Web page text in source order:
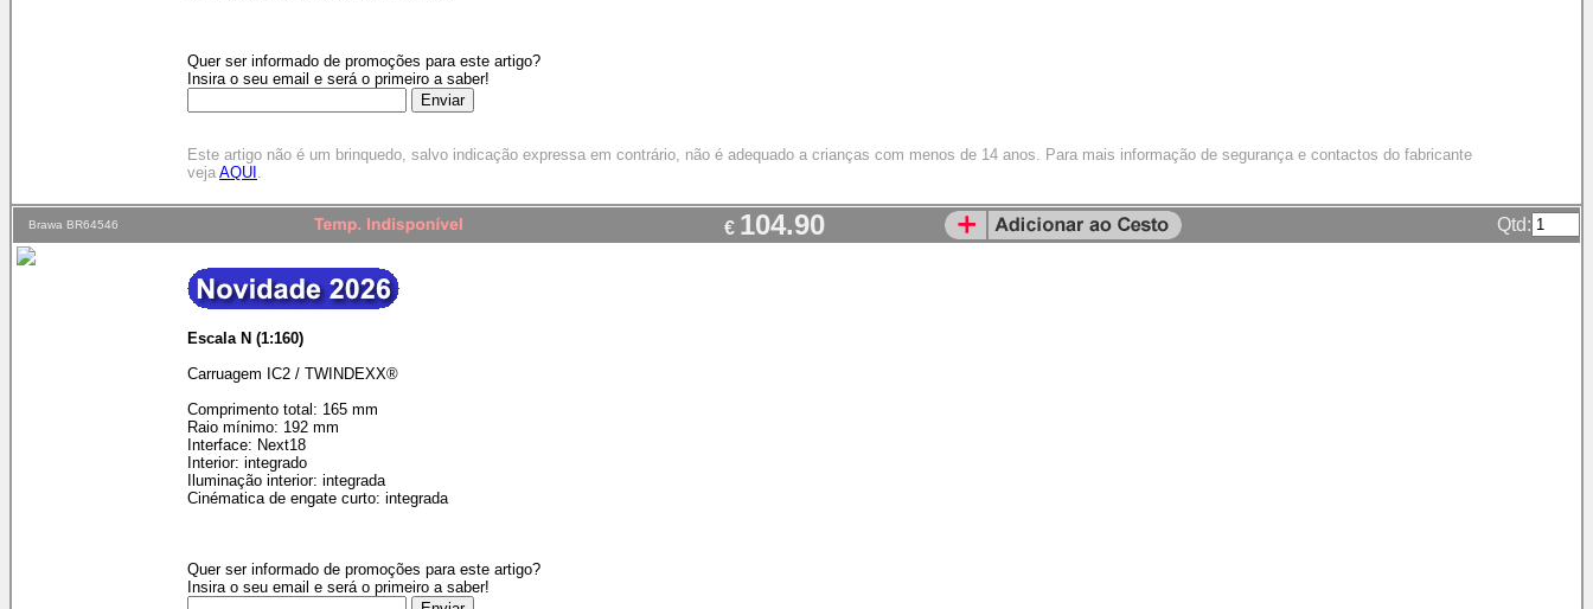
Quer ser informado de promoções para este artigo?
Insira o seu email e será o primeiro a saber!
Este artigo não é um brinquedo, salvo indicação expressa em contrário, não é adequado a crianças com menos de 14 anos. Para mais informação de segurança e contactos do fabricante
veja AQUI .
Brawa BR64546 € 104.90 Qtd:
Escala N (1:160)
Carruagem IC2 / TWINDEXX®
Comprimento total: 165 mm
Raio mínimo: 192 mm
Interface: Next18
Interior: integrado
Iluminação interior: integrada
Cinématica de engate curto: integrada
Quer ser informado de promoções para este artigo?
Insira o seu email e será o primeiro a saber!